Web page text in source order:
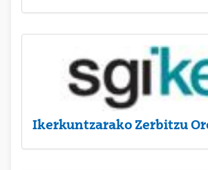
Ikerkuntzarako Zerbitzu